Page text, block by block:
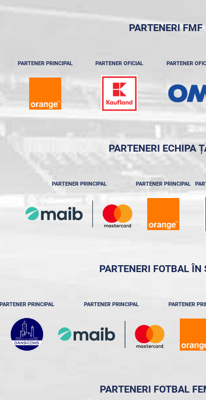
PARTENERI FMF
PARTENER PRINCIPAL PARTENER OFICIAL PARTENER
PARTENERI ECHIPA
PARTENER PRINCIPAL PARTENER PRINCIPAL
PARTENERI FOTBAL ÎN
PARTENER PRINCIPAL PARTENER PRINCIPAL PARTENER
PARTENERI FOTBAL